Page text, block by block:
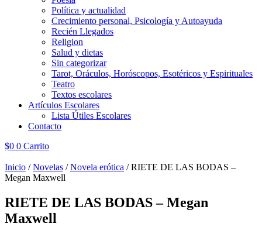
Política y actualidad
Crecimiento personal, Psicología y Autoayuda
Recién Llegados
Religion
Salud y dietas
Sin categorizar
Tarot, Oráculos, Horóscopos, Esotéricos y Espirituales
Teatro
Textos escolares
Artículos Escolares
Lista Útiles Escolares
Contacto
$0 0 Carrito
Inicio /Novelas /Novela erótica / RIETE DE LAS BODAS –
Megan Maxwell
RIETE DE LAS BODAS – Megan
Maxwell